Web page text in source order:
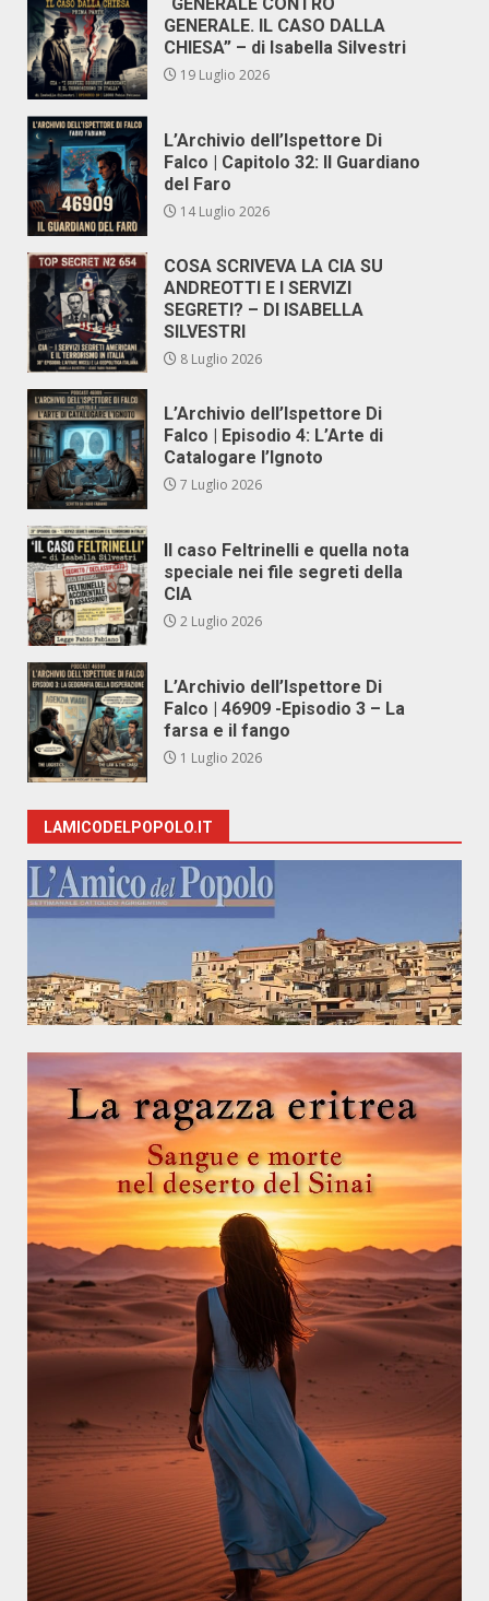
GENERALE. IL CASO DALLA
CHIESA” – di Isabella Silvestri
19 Luglio 2026
L’Archivio dell’Ispettore Di
Falco | Capitolo 32: Il Guardiano
del Faro
14 Luglio 2026
COSA SCRIVEVA LA CIA SU
ANDREOTTI E I SERVIZI
SEGRETI? – DI ISABELLA
SILVESTRI
8 Luglio 2026
L’Archivio dell’Ispettore Di
Falco | Episodio 4: L’Arte di
Catalogare l’Ignoto
7 Luglio 2026
Il caso Feltrinelli e quella nota
speciale nei file segreti della
CIA
2 Luglio 2026
L’Archivio dell’Ispettore Di
Falco | 46909 -Episodio 3 – La
farsa e il fango
1 Luglio 2026
LAMICODELPOPOLO.IT